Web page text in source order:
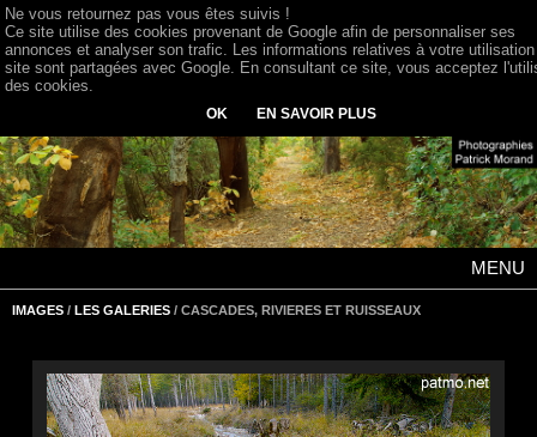
MENU
IMAGES / LES GALERIES / CASCADES, RIVIERES ET RUISSEAUX
Ne vous retournez pas vous êtes suivis !
Ce site utilise des cookies provenant de Google afin de personnaliser ses
annonces et analyser son trafic. Les informations relatives à votre
site sont partagées avec Google. En consultant ce site, vous acceptez
des cookies.
OK EN SAVOIR PLUS